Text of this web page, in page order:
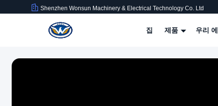
Shenzhen Wonsun Machinery & Electrical Technology Co. Ltd
집 제품 우리